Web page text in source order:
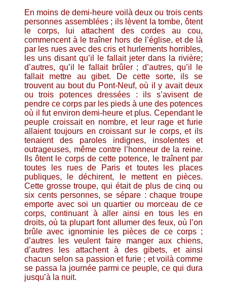
En moins de demi-heure voilà deux ou trois cents
personnes assemblées ; ils lèvent la tombe, ôtent
le corps, lui attachent des cordes au cou,
commencent à le traîner hors de l’église, et de là
par les rues avec des cris et hurlements horribles,
les uns disant qu’il le fallait jeter dans la rivière;
d’autres, qu’il le fallait brûler ; d’autres, qu’il le
fallait mettre au gibet. De cette sorte, ils se
trouvent au bout du Pont-Neuf, où il y avait deux
ou trois potences dressées : ils s’avisent de
pendre ce corps par les pieds à une des potences
où il fut environ demi-heure et plus. Cependant le
peuple croissait en nombre, et leur rage et furie
allaient toujours en croissant sur le corps, et ils
tenaient des paroles indignes, insolentes et
outrageuses, même contre l’honneur de la reine.
Ils ôtent le corps de cette potence, le traînent par
toutes les rues de Paris et toutes les places
publiques, le déchirent, le mettent en pièces.
Cette grosse troupe, qui était de plus de cinq ou
six cents personnes, se sépare : chaque troupe
emporte avec soi un quartier ou morceau de ce
corps, continuant à aller ainsi en tous les en
droits, où ta plupart font allumer des feux, où l’on
brûle avec ignominie les pièces de ce corps ;
d’autres les veulent faire manger aux chiens,
d’autres les attachent à des gibets, et ainsi
chacun selon sa passion et furie ; et voilà comme
se passa la journée parmi ce peuple, ce qui dura
jusqu’à la nuit.